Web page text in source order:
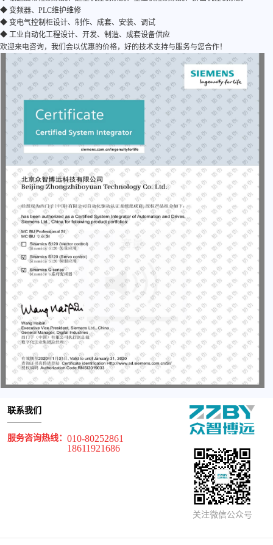
◆ 变频器、PLC维护维修
◆ 变电气控制柜设计、制作、成套、安装、调试
◆ 工业自动化工程设计、开发、制造、成套设备供应
欢迎来电咨询，我们会以优惠的价格，好的技术支持与服务与您合作！
联系我们
服务咨询热线： 010-80252861
18611921686
关注微信公众号